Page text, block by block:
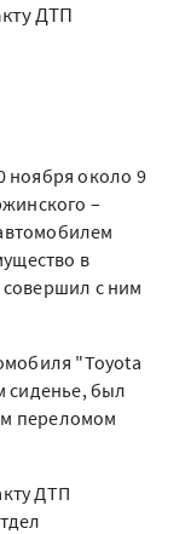
ДТП
ноября около 9
–
в
с ним
"Toyota
сиденье, был
переломом
ДТП